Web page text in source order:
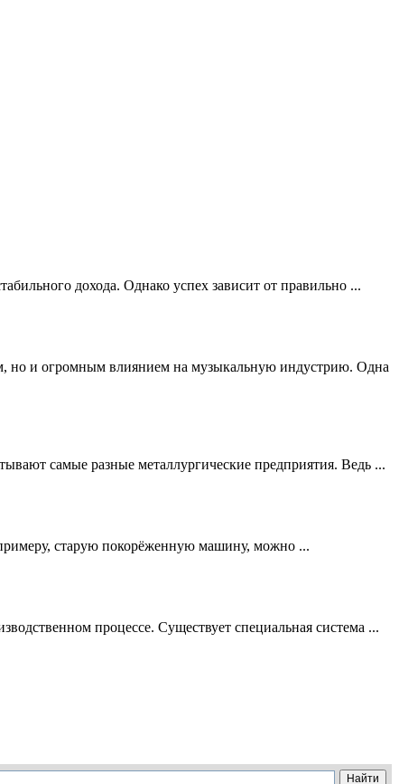
дохода. Однако успех зависит от правильно ...
но и огромным влиянием на музыкальную индустрию. Одна
самые разные металлургические предприятия. Ведь ...
примеру, старую покорёженную машину, можно ...
процессе. Существует специальная система ...